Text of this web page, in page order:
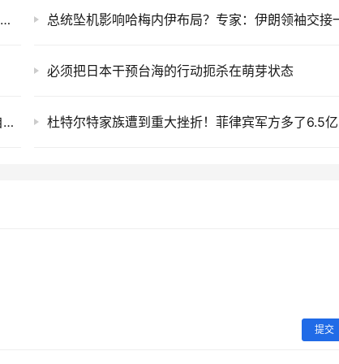
从“人变成鬼”到“鬼变成人”，我们为何对毒品深恶痛绝？
必须把日本干预台海的行动扼杀在萌芽状态
日本沙土操场被一些中国网友“吹上天”，但岛国人自己早就受够了
提交